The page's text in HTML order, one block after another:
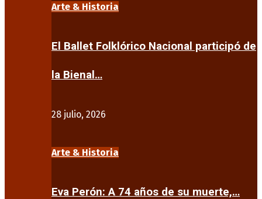
Arte & Historia
El Ballet Folklórico Nacional participó de
la Bienal…
28 julio, 2026
Arte & Historia
Eva Perón: A 74 años de su muerte,…